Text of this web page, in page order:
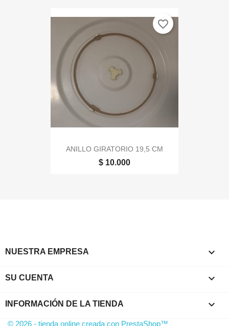
ANILLO GIRATORIO 19,5 CM
$ 10.000
favorite_border
NUESTRA EMPRESA 
SU CUENTA 
INFORMACIÓN DE LA TIENDA keyboard_arrow_down
© 2026 - tienda online creada con PrestaShop™